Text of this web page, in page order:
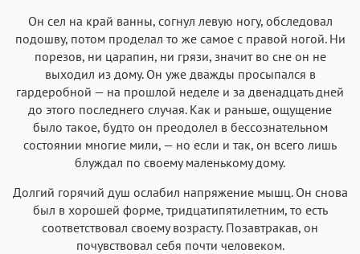
Он сел на край ванны, согнул левую ногу, обследовал
подошву, потом проделал то же самое с правой ногой. Ни
порезов, ни царапин, ни грязи, значит во сне он не
выходил из дому. Он уже дважды просыпался в
гардеробной — на прошлой неделе и за двенадцать дней
до этого последнего случая. Как и раньше, ощущение
было такое, будто он преодолел в бессознательном
состоянии многие мили, — но если и так, он всего лишь
блуждал по своему маленькому дому.
Долгий горячий душ ослабил напряжение мышц. Он снова
был в хорошей форме, тридцатипятилетним, то есть
соответствовал своему возрасту. Позавтракав, он
почувствовал себя почти человеком.